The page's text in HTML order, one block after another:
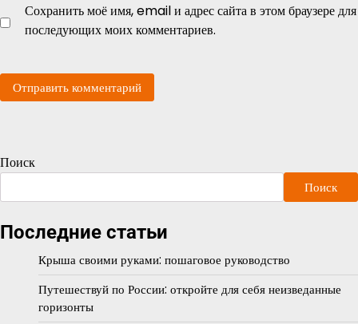
Сохранить моё имя, email и адрес сайта в этом браузере для
последующих моих комментариев.
Поиск
Поиск
Последние статьи
Крыша своими руками: пошаговое руководство
Путешествуй по России: откройте для себя неизведанные
горизонты